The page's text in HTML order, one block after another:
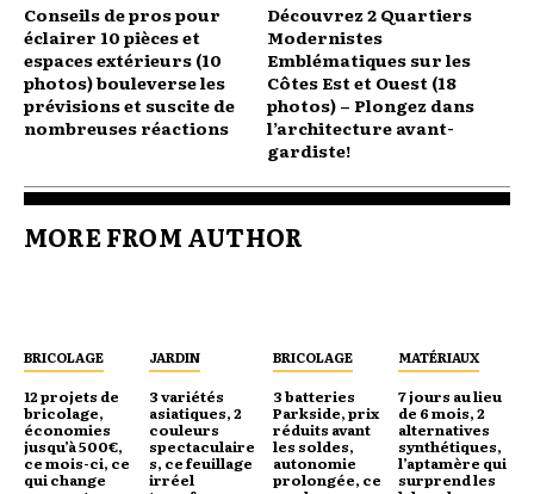
Conseils de pros pour
éclairer 10 pièces et
espaces extérieurs (10
photos) bouleverse les
prévisions et suscite de
nombreuses réactions
Découvrez 2 Quartiers
Modernistes
Emblématiques sur les
Côtes Est et Ouest (18
photos) – Plongez dans
l’architecture avant-
gardiste!
MORE FROM AUTHOR
BRICOLAGE
12 projets de
bricolage,
économies
jusqu’à 500€,
ce mois-ci, ce
qui change
JARDIN
3 variétés
asiatiques, 2
couleurs
spectaculaire
s, ce feuillage
irréel
BRICOLAGE
3 batteries
Parkside, prix
réduits avant
les soldes,
autonomie
prolongée, ce
MATÉRIAUX
7 jours au lieu
de 6 mois, 2
alternatives
synthétiques,
l’aptamère qui
surprend les